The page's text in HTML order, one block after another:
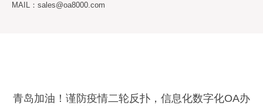
MAIL：sales@oa8000.com
青岛加油！谨防疫情二轮反扑，信息化数字化OA办